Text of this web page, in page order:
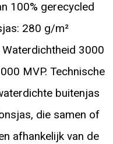
100% gerecycled
280 g/m²
3000
MVP. Technische
buitenjas
die samen of
afhankelijk van de